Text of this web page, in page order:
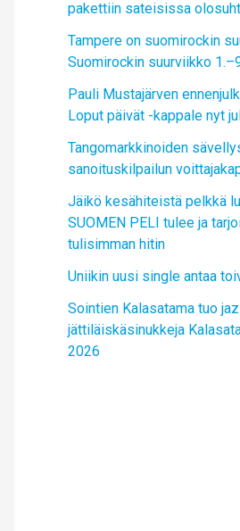
pakettiin sateisissa
Tampere on suomirockin
Suomirockin suurviikko
Pauli Mustajärven
Loput päivät -kappale nyt
Tangomarkkinoiden
sanoituskilpailun
Jäikö kesähiteistä pelkkä
SUOMEN PELI tulee ja
tulisimman hitin
Uniikin uusi single antaa
Sointien Kalasatama tuo
jättiläiskäsinukkeja
2026